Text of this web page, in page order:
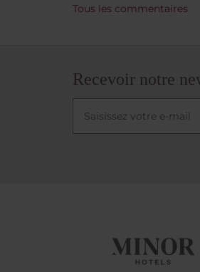
Tous les commentaires
Recevoir notre